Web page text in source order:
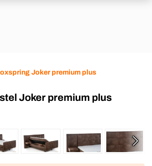
Joker premium plus